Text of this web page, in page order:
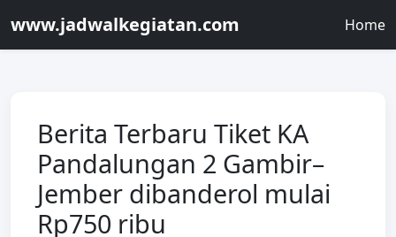
www.jadwalkegiatan.com Home
Berita Terbaru Tiket KA
Pandalungan 2 Gambir–
Jember dibanderol mulai
Rp750 ribu